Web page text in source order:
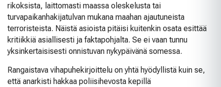
rikoksista, laittomasti maassa oleskelusta tai
turvapaikanhakijatulvan mukana maahan ajautuneista
terroristeista. Näistä asioista pitäisi kuitenkin osata esittää
kritiikkiä asiallisesti ja faktapohjalta. Se ei vaan tunnu
yksinkertaisisesti onnistuvan nykypäivänä somessa.
Rangaistava vihapuhekirjoittelu on yhtä hyödyllistä kuin se,
että anarkisti hakkaa poliisihevosta kepillä